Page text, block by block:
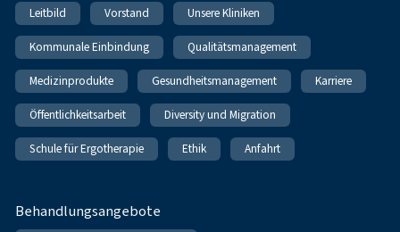
Leitbild Vorstand Unsere Kliniken
Kommunale Einbindung Qualitätsmanagement
Medizinprodukte Gesundheitsmanagement Karriere
Öffentlichkeitsarbeit Diversity und Migration
Schule für Ergotherapie Ethik Anfahrt
Behandlungsangebote